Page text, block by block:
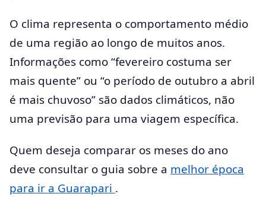
O clima representa o comportamento médio
de uma região ao longo de muitos anos.
Informações como “fevereiro costuma ser
mais quente” ou “o período de outubro a abril
é mais chuvoso” são dados climáticos, não
uma previsão para uma viagem específica.
Quem deseja comparar os meses do ano
deve consultar o guia sobre a melhor época
para ir a Guarapari .